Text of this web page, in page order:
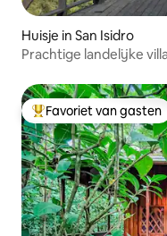
Huisje in San Isidro
Prachtige landelijke
Topfavoriet van gasten
Favoriet van gasten